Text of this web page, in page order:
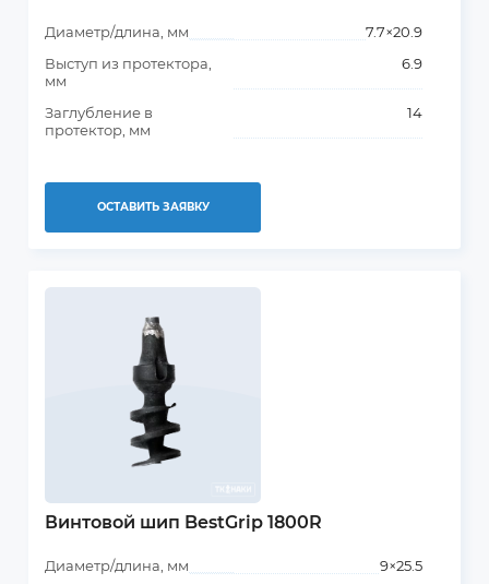
Диаметр/длина, мм
7.7×20.9
Выступ из протектора,
мм
6.9
Заглубление в
протектор, мм
14
ОСТАВИТЬ ЗАЯВКУ
Винтовой шип BestGrip 1800R
Диаметр/длина, мм
9×25.5